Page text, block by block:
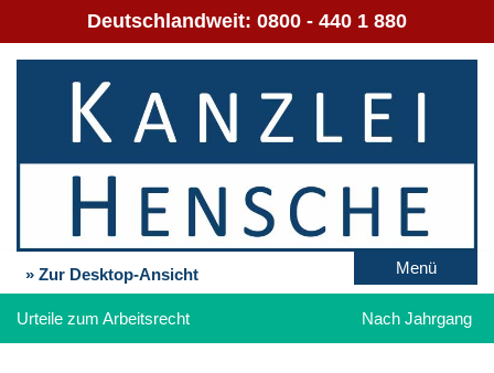
Deutschlandweit: 0800 - 440 1 880
» Zur Desktop-Ansicht Menü
Urteile zum Arbeitsrecht Nach Jahrgang